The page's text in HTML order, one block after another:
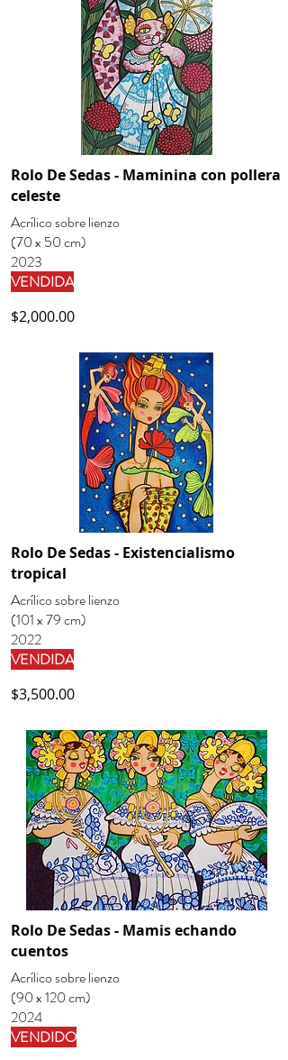
Rolo De Sedas - Maminina con pollera
celeste
Acrílico sobre lienzo
(70 x 50 cm)
2023
VENDIDA
$2,000.00
Rolo De Sedas - Existencialismo
tropical
Acrílico sobre lienzo
(101 x 79 cm)
2022
VENDIDA
$3,500.00
Rolo De Sedas - Mamis echando
cuentos
Acrílico sobre lienzo
(90 x 120 cm)
2024
VENDIDO